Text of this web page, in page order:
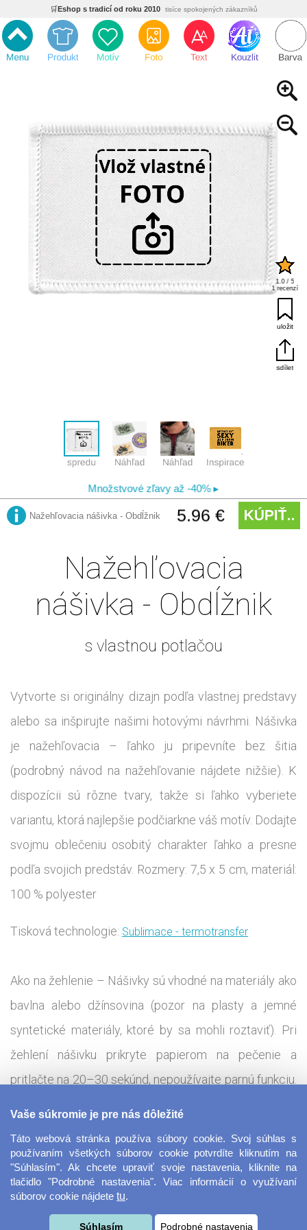
🛒Eshop s tradicí od roku 2010 tisíce spokojených zákazníků
Ekologický a zdravotně nezávadný žádná čína, barvy s certifikáty
💡Inovativní výroba vlastní vývoj, nejnovější technologie
Rychlé dodání expedujeme do 24h
Nažehľovacia
nášivka - Obdĺžnik
s vlastnou potlačou
Vytvorte si originálny dizajn podľa vlastnej predstavy
alebo sa inšpirujte našimi hotovými návrhmi. Nášivka
je nažehľovacia – ľahko ju pripevníte bez šitia
(podrobný návod na nažehľovanie nájdete nižšie). K
dispozícii sú rôzne tvary, takže si ľahko vyberiete
variantu, ktorá najlepšie podčiarkne váš motív. Dodajte
svojmu oblečeniu osobitý charakter ľahko a presne
podľa svojich predstáv. Rozmery: 7,5 x 5 cm, materiál:
100 % polyester
Tisková technologie: Sublimace - termotransfer
Ako na žehlenie – Nášivky sú vhodné na materiály ako
bavlna alebo džínsovina (pozor na plasty a jemné
syntetické materiály, ktoré by sa mohli roztaviť). Pri
žehlení nášivku prikryte papierom na pečenie a
pritlačte na 20–30 sekúnd, nepoužívajte parnú funkciu.
nechať nášivku úplne vychladnúť minimálne 5 minút.
Odporúčame prať najskôr po 24 hodinách pri max. 40
°C na rubovej strane. Vďaka precíznemu spracovaniu
Vaše súkromie je pre nás dôležité
Táto webová stránka používa súbory cookie. Svoj súhlas s
používaním všetkých súborov cookie potvrdíte kliknutím na
"Súhlasím". Ak chcete upraviť svoje nastavenia, kliknite na
tlačidlo "Podrobné nastavenia". Viac informácií o využívaní
súborov cookie nájdete tu.
Súhlasím Podrobné nastavenia